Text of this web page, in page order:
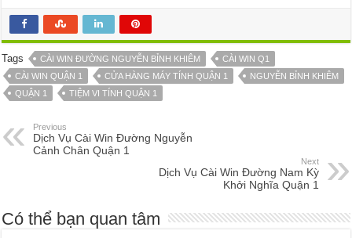
Tags CÀI WIN ĐƯỜNG NGUYỄN BỈNH KHIÊM
CÀI WIN Q1
CÀI WIN QUẬN 1
CỬA HÀNG MÁY TÍNH QUẬN 1
NGUYỄN BỈNH KHIÊM
QUẬN 1
TIỆM VI TÍNH QUẬN 1
Previous
Dịch Vụ Cài Win Đường Nguyễn
Cảnh Chân Quận 1
Next
Dịch Vụ Cài Win Đường Nam Kỳ
Khởi Nghĩa Quận 1
Có thể bạn quan tâm